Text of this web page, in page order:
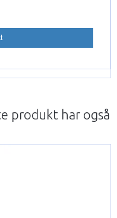
produkt har også